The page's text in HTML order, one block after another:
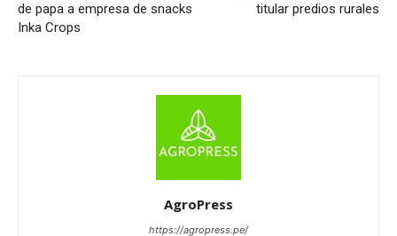
de papa a empresa de snacks
Inka Crops
titular predios rurales
AgroPress
https://agropress.pe/